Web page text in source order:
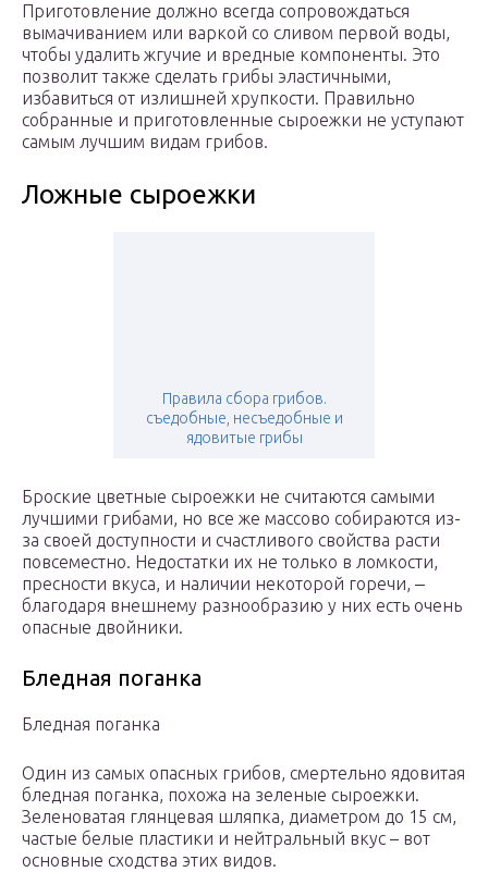
Приготовление должно всегда сопровождаться
вымачиванием или варкой со сливом первой воды,
чтобы удалить жгучие и вредные компоненты. Это
позволит также сделать грибы эластичными,
избавиться от излишней хрупкости. Правильно
собранные и приготовленные сыроежки не уступают
самым лучшим видам грибов.
Ложные сыроежки
Правила сбора грибов.
съедобные, несъедобные и
ядовитые грибы
Броские цветные сыроежки не считаются самыми
лучшими грибами, но все же массово собираются из-
за своей доступности и счастливого свойства расти
повсеместно. Недостатки их не только в ломкости,
пресности вкуса, и наличии некоторой горечи, ‒
благодаря внешнему разнообразию у них есть очень
опасные двойники.
Бледная поганка
Бледная поганка
Один из самых опасных грибов, смертельно ядовитая
бледная поганка, похожа на зеленые сыроежки.
Зеленоватая глянцевая шляпка, диаметром до 15 см,
частые белые пластики и нейтральный вкус – вот
основные сходства этих видов.